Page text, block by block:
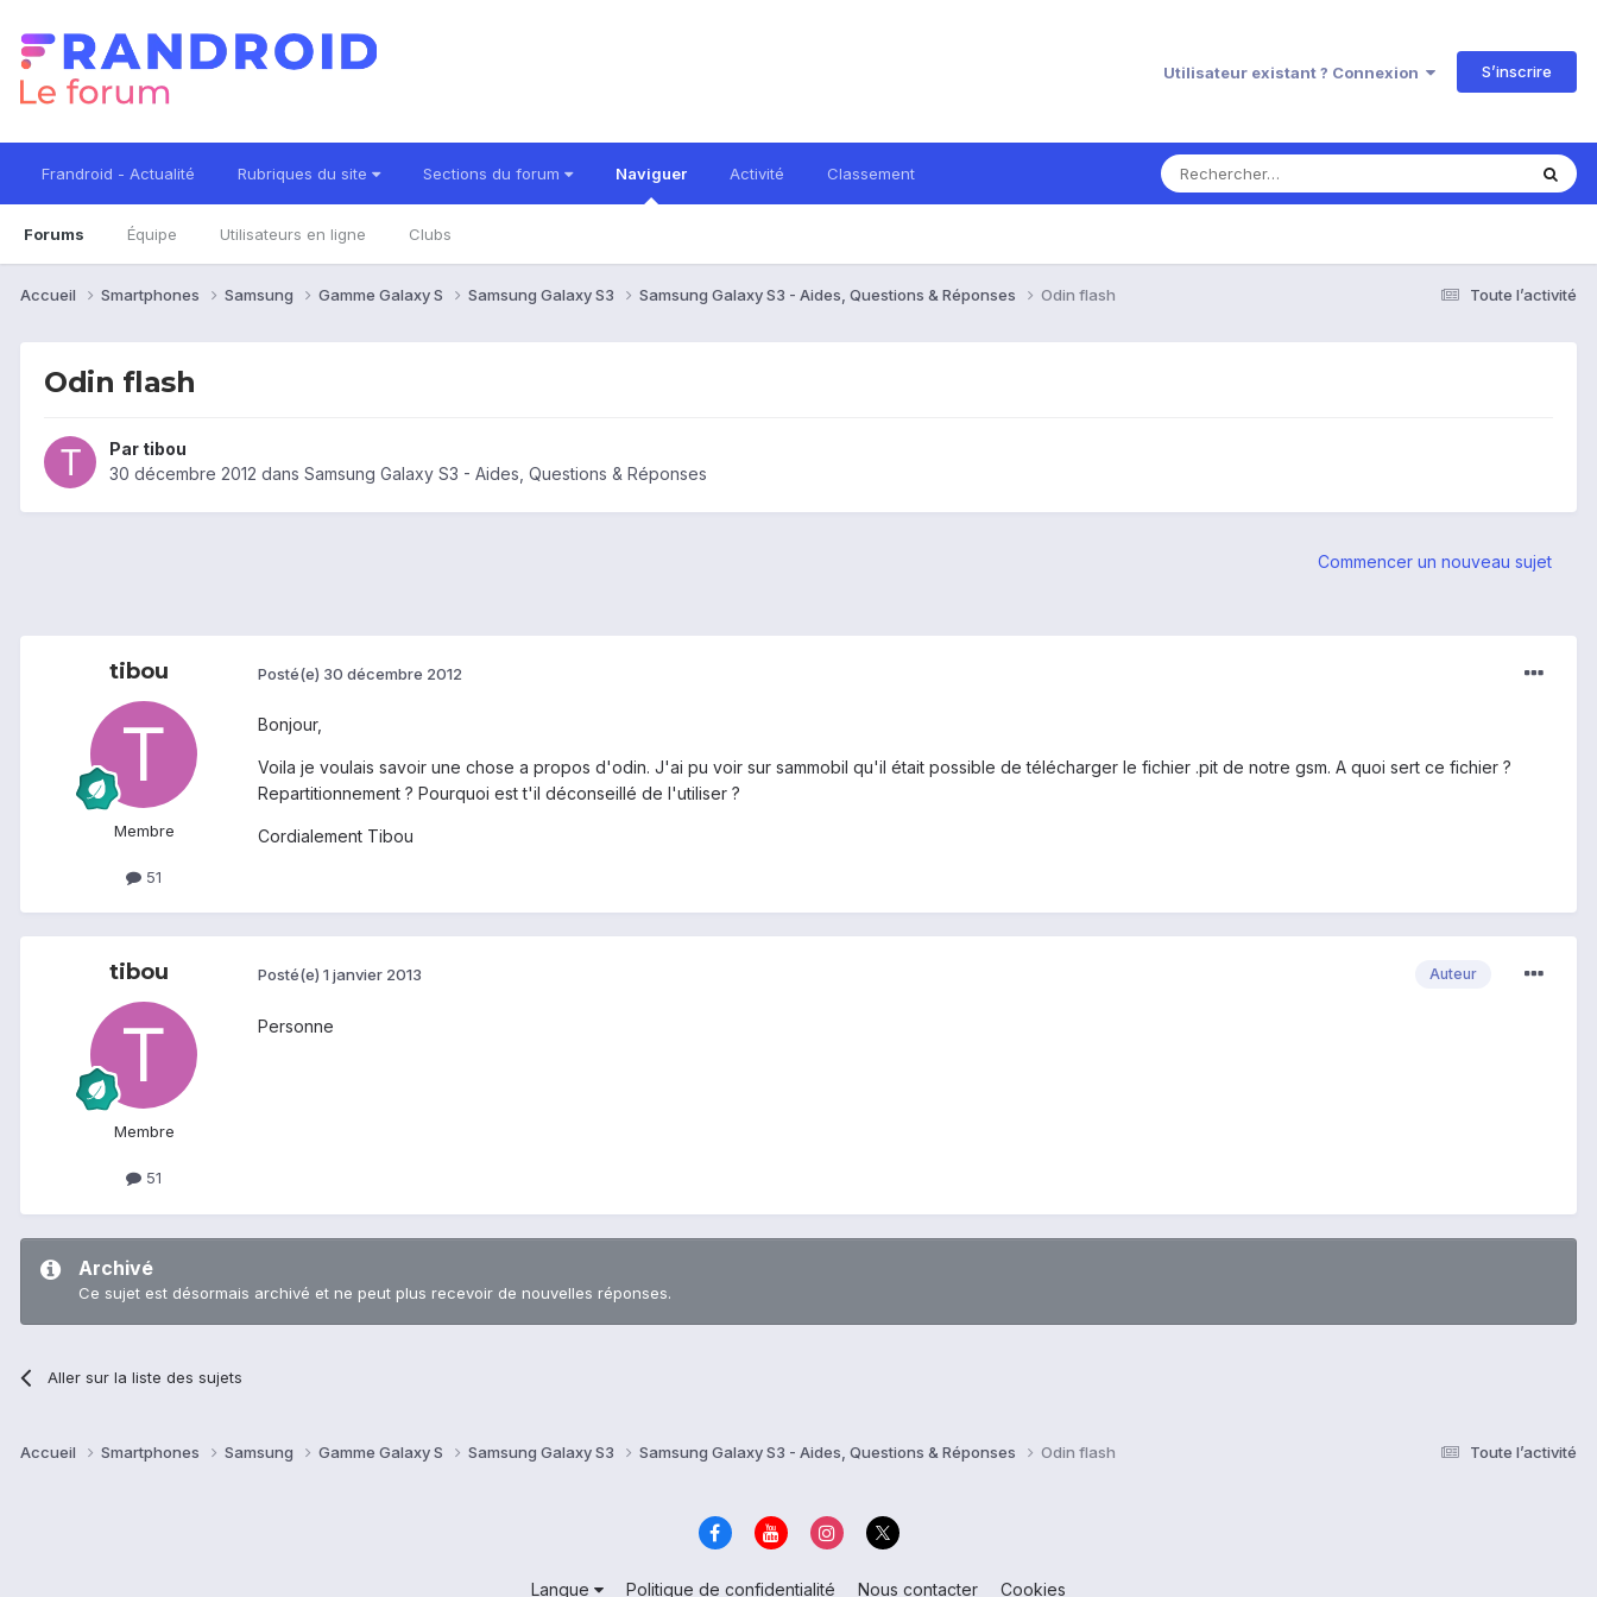
Utilisateur existant ? Connexion S’inscrire
Frandroid - Actualité Rubriques du site Sections du forum Naviguer
Forums Équipe Utilisateurs en ligne Clubs
Activité Classement
Toute l’activité
Accueil Smartphones Samsung Gamme Galaxy S Samsung Galaxy S3 Samsung Galaxy S3 - Aides, Questions & Réponses Odin flash
Odin flash
Par tibou
30 décembre 2012 dans Samsung Galaxy S3 - Aides, Questions & Réponses
Commencer un nouveau sujet
tibou
Membre
51
Posté(e) 30 décembre 2012
Bonjour,
Voila je voulais savoir une chose a propos d'odin. J'ai pu voir sur sammobil qu'il était possible de télécharger le fichier .pit de notre gsm. A quoi sert ce fichier ?
Repartitionnement ? Pourquoi est t'il déconseillé de l'utiliser ?
Cordialement Tibou
tibou
Membre
51
Auteur
Posté(e) 1 janvier 2013
Personne
Archivé
Ce sujet est désormais archivé et ne peut plus recevoir de nouvelles réponses.
Aller sur la liste des sujets
Toute l’activité
Accueil Smartphones Samsung Gamme Galaxy S Samsung Galaxy S3 Samsung Galaxy S3 - Aides, Questions & Réponses Odin flash
Langue Politique de confidentialité Nous contacter Cookies